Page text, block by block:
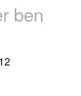
ben